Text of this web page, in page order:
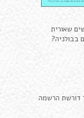
שאורית
בבולניה?
דורשת הרשמה